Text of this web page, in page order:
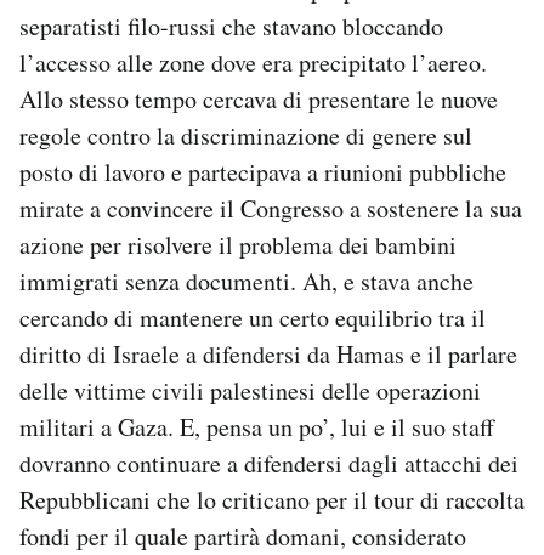
separatisti filo-russi che stavano bloccando
l’accesso alle zone dove era precipitato l’aereo.
Allo stesso tempo cercava di presentare le nuove
regole contro la discriminazione di genere sul
posto di lavoro e partecipava a riunioni pubbliche
mirate a convincere il Congresso a sostenere la sua
azione per risolvere il problema dei bambini
immigrati senza documenti. Ah, e stava anche
cercando di mantenere un certo equilibrio tra il
diritto di Israele a difendersi da Hamas e il parlare
delle vittime civili palestinesi delle operazioni
militari a Gaza. E, pensa un po’, lui e il suo staff
dovranno continuare a difendersi dagli attacchi dei
Repubblicani che lo criticano per il tour di raccolta
fondi per il quale partirà domani, considerato